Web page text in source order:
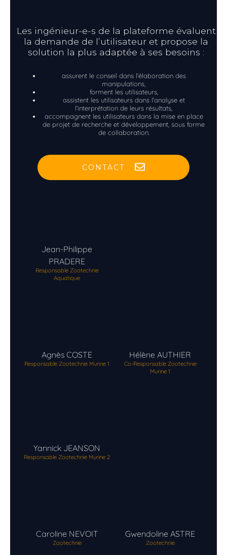
Les ingénieur-e-s de la plateforme évaluent
la demande de l’utilisateur et propose la
solution la plus adaptée à ses besoins :
assurent le conseil dans l’élaboration des
manipulations,
forment les utilisateurs,
assistent les utilisateurs dans l’analyse et
l’interprétation de leurs résultats,
accompagnent les utilisateurs dans la mise en place
de projet de recherche et développement, sous forme
de collaboration.
CONTACT
Jean-Philippe
PRADERE
Responsable Zootechnie
Aquatique
Agnès COSTE
Responsable Zootechnie Murine 1
Hélène AUTHIER
Co-Responsable Zootechnie
Murine 1
Yannick JEANSON
Responsable Zootechnie Murine 2
Caroline NEVOIT
Zootechnie
Gwendoline ASTRE
Zootechnie